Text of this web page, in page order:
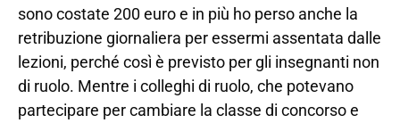
sono costate 200 euro e in più ho perso anche la
retribuzione giornaliera per essermi assentata dalle
lezioni, perché così è previsto per gli insegnanti non
di ruolo. Mentre i colleghi di ruolo, che potevano
partecipare per cambiare la classe di concorso e